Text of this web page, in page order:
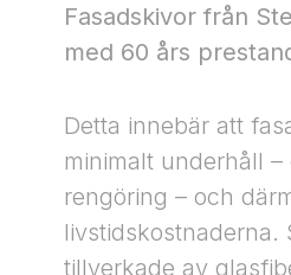
Fasadskivor från
med 60 års
Detta innebär att
minimalt underhåll –
rengöring – och
livstidskostnaderna.
tillverkade av